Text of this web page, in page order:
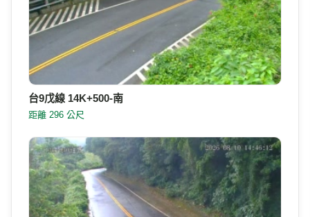
台9戊線 14K+500-南
距離 296 公尺